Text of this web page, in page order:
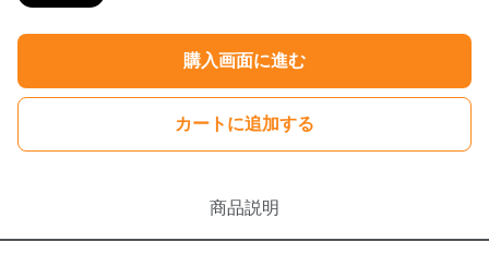
購入画面に進む
カートに追加する
商品説明